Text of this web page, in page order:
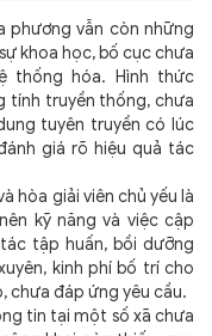
vẫn còn những
khoa học, bố cục chưa
thống hóa. Hình thức
tính truyền thống, chưa
tuyên truyền có lúc
giá rõ hiệu quả tác
hòa giải viên chủ yếu là
kỹ năng và việc cập
tập huấn, bồi dưỡng
kinh phí bố trí cho
chưa đáp ứng yêu cầu.
tin tại một số xã chưa